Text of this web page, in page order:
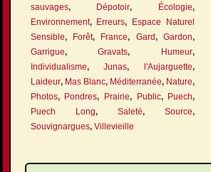
sauvages, Dépotoir, Écologie,
Environnement, Erreurs, Espace Naturel
Sensible, Forêt, France, Gard,Gardon,
Garrigue,Gravats, Humeur,
Individualisme,Junas,l'Aujarguette,
Laideur, Mas Blanc, Méditerranée, Nature,
Photos, Pondres, Prairie, Public, Puech,
Puech Long, Saleté,Source,
Souvignargues, Villevieille